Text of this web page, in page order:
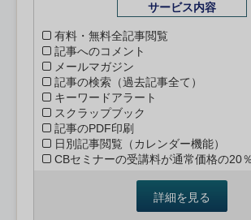
サービス内容
有料・無料全記事閲覧
記事へのコメント
メールマガジン
記事の検索（過去記事全て）
キーワードアラート
スクラップブック
記事のPDF印刷
日別記事閲覧（カレンダー機能）
CBセミナーの受講料が通常価格の20
詳細を見る